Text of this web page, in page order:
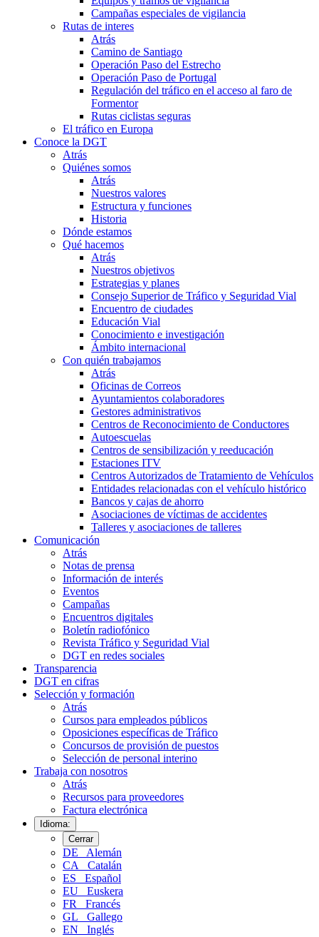
Campañas especiales de vigilancia
Rutas de interes
Atrás
Camino de Santiago
Operación Paso del Estrecho
Operación Paso de Portugal
Regulación del tráfico en el acceso al faro de
Formentor
Rutas ciclistas seguras
El tráfico en Europa
Conoce la DGT
Atrás
Quiénes somos
Atrás
Nuestros valores
Estructura y funciones
Historia
Dónde estamos
Qué hacemos
Atrás
Nuestros objetivos
Estrategias y planes
Consejo Superior de Tráfico y Seguridad Vial
Encuentro de ciudades
Educación Vial
Conocimiento e investigación
Ámbito internacional
Con quién trabajamos
Atrás
Oficinas de Correos
Ayuntamientos colaboradores
Gestores administrativos
Centros de Reconocimiento de Conductores
Autoescuelas
Centros de sensibilización y reeducación
Estaciones ITV
Centros Autorizados de Tratamiento de Vehículos
Entidades relacionadas con el vehículo histórico
Bancos y cajas de ahorro
Asociaciones de víctimas de accidentes
Talleres y asociaciones de talleres
Comunicación
Atrás
Notas de prensa
Información de interés
Eventos
Campañas
Encuentros digitales
Boletín radiofónico
Revista Tráfico y Seguridad Vial
DGT en redes sociales
Transparencia
DGT en cifras
Selección y formación
Atrás
Cursos para empleados públicos
Oposiciones específicas de Tráfico
Concursos de provisión de puestos
Selección de personal interino
Trabaja con nosotros
Atrás
Recursos para proveedores
Factura electrónica
Idioma:
Cerrar
DE
Alemán
CA
Catalán
ES
Español
EU
Euskera
FR
Francés
GL
Gallego
EN
Inglés